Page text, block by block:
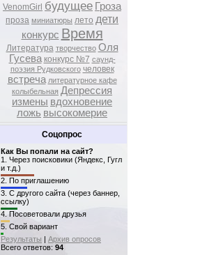
VenomGirl будущее Гроза
проза миниатюры лето дети
конкурс Время
Литература творчество Оля
Гусева конкурс №7 саунд-
поэзия Рудковского человек
встреча литературное кафе
колыбельная Депрессия
измены вдохновение
ложь высокомерие
Соцопрос
Как Вы попали на сайт?
1. Через поисковики (Яндекс, Гугл
и т.д.)
2. По приглашению
3. С другого сайта (через баннер,
ссылку)
4. Посоветовали друзья
5. Свой вариант
Результаты | Архив опросов
Всего ответов: 94